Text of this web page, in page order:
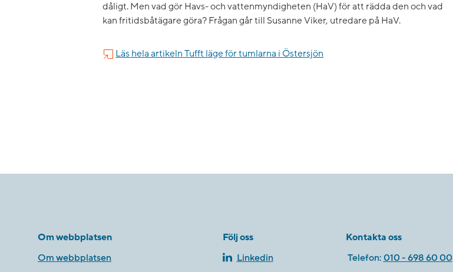
dåligt. Men vad gör Havs- och vattenmyndigheten (HaV) för att rädda den och vad
kan fritidsbåtägare göra? Frågan går till Susanne Viker, utredare på HaV.
Läs hela artikeln ​Tufft läge för tumlarna i Östersjön
Om webbplatsen
Om webbplatsen
Följ oss
Linkedin
Kontakta oss
Telefon: 010 - 698 60 00